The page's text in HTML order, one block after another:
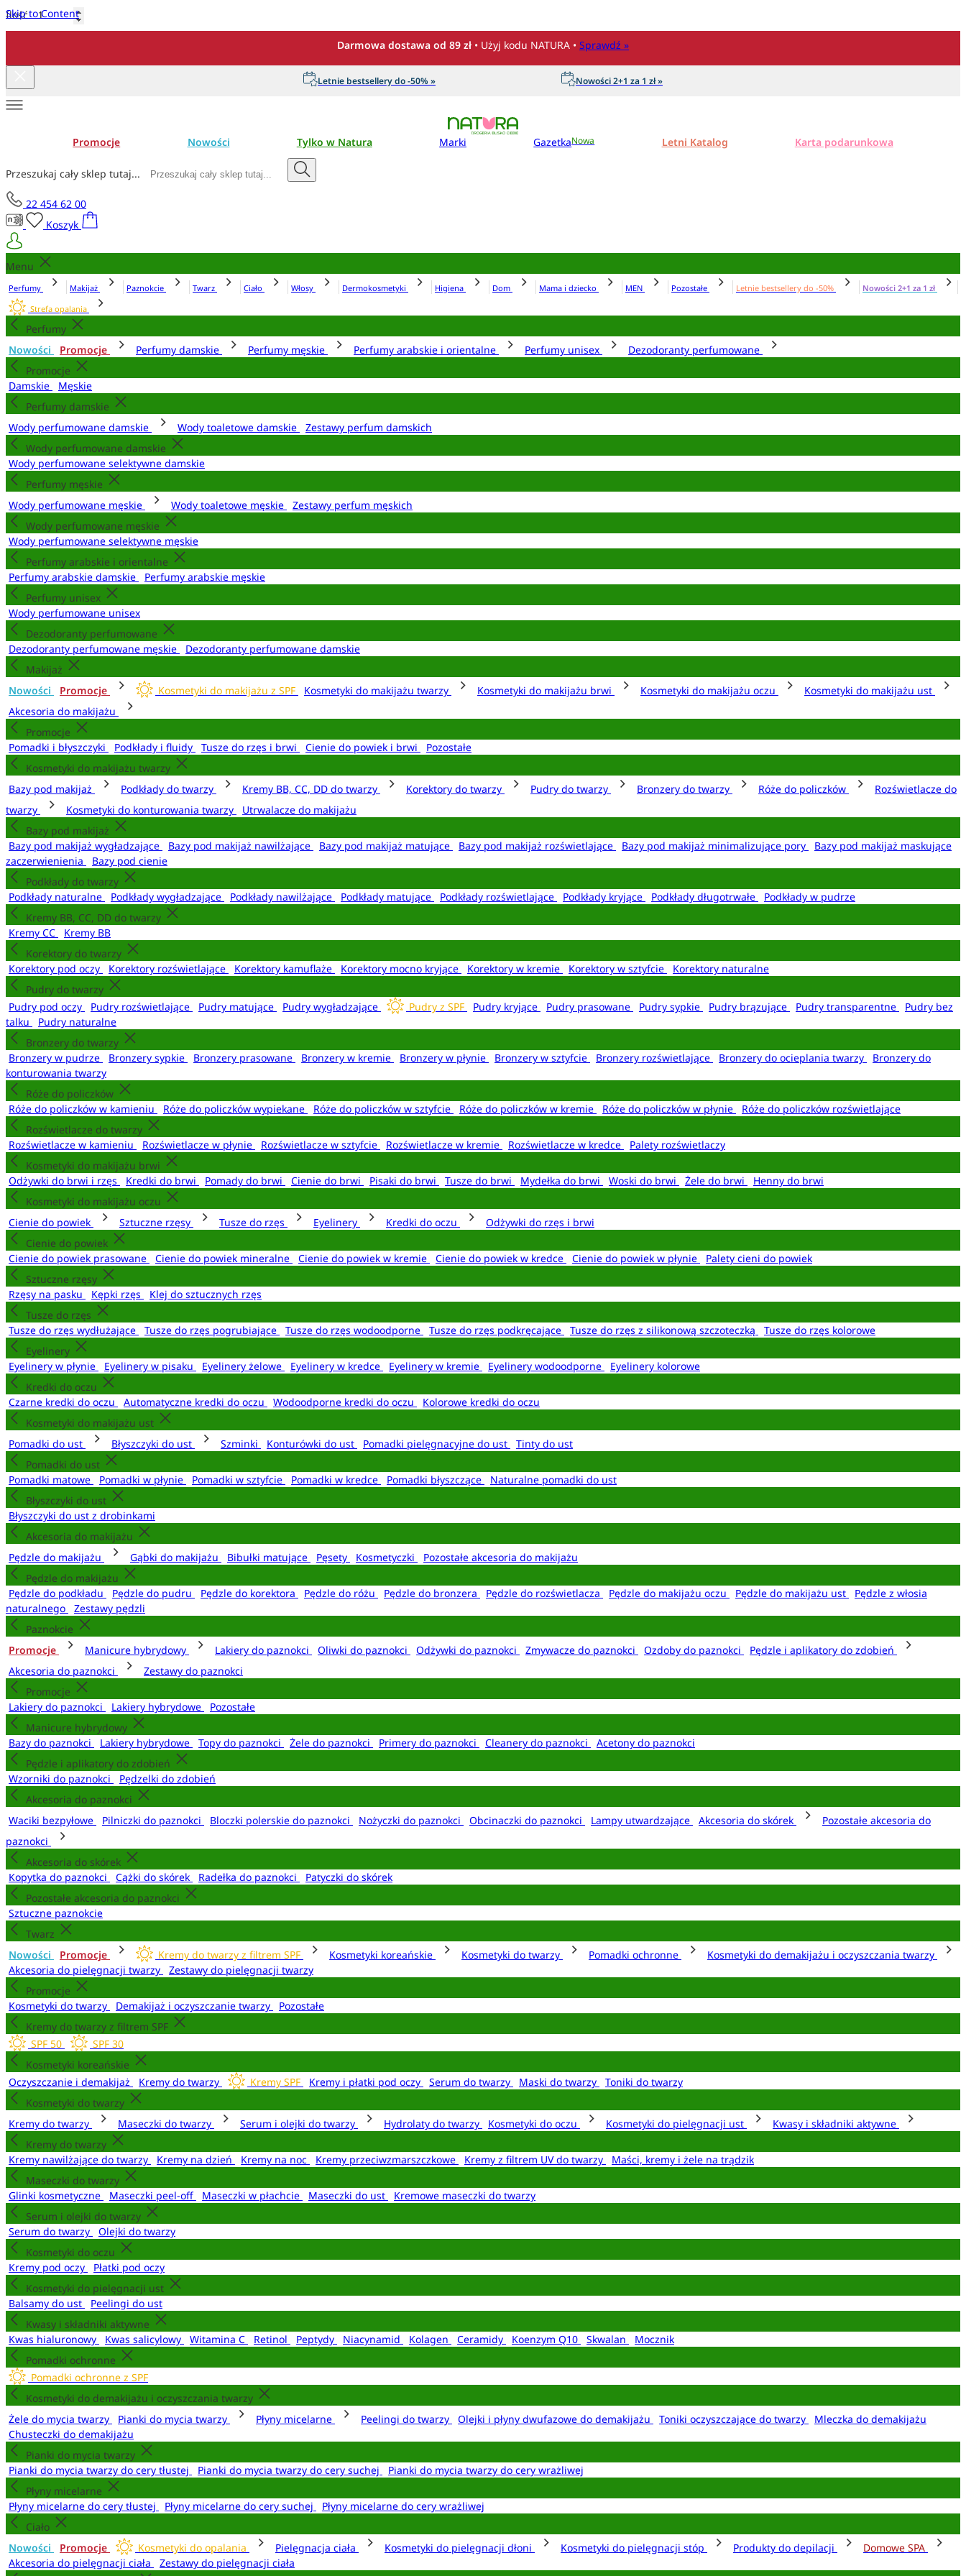
Skip to Content
Darmowa dostawa od 89 zł • Użyj kodu NATURA • Sprawdź »
Letnie bestsellery do -50% » Nowości 2+1 za 1 zł »
Promocje Nowości Tylko w Natura Marki GazetkaNowa Letni Katalog Karta podarunkowa
Przeszukaj cały sklep tutaj...
22 454 62 00
Koszyk
Menu
Perfumy Makijaż Paznokcie Twarz Ciało Włosy Dermokosmetyki Higiena Dom Mama i dziecko MEN Pozostałe Letnie bestsellery do -50%
Nowości 2+1 za 1 zł
Strefa opalania
Perfumy
Nowości
Promocje Perfumy damskie Perfumy męskie Perfumy arabskie i orientalne Perfumy unisex
Dezodoranty perfumowane
Promocje
Damskie
Męskie
Perfumy damskie
Wody perfumowane damskie
Wody toaletowe damskie
Zestawy perfum damskich
Wody perfumowane damskie
Wody perfumowane selektywne damskie
Perfumy męskie
Wody perfumowane męskie
Wody toaletowe męskie
Zestawy perfum męskich
Wody perfumowane męskie
Wody perfumowane selektywne męskie
Perfumy arabskie i orientalne
Perfumy arabskie damskie
Perfumy arabskie męskie
Perfumy unisex
Wody perfumowane unisex
Dezodoranty perfumowane
Dezodoranty perfumowane męskie
Dezodoranty perfumowane damskie
Makijaż
Nowości
Promocje Kosmetyki do makijażu z SPF Kosmetyki do makijażu twarzy Kosmetyki do makijażu brwi Kosmetyki do makijażu oczu
Kosmetyki do makijażu ust
Akcesoria do makijażu
Promocje
Pomadki i błyszczyki
Podkłady i fluidy Tusze do rzęs i brwi Cienie do powiek i brwi
Pozostałe
Kosmetyki do makijażu twarzy
Bazy pod makijaż
Podkłady do twarzy Kremy BB, CC, DD do twarzy Korektory do twarzy Pudry do twarzy Bronzery do twarzy Róże do policzków
Rozświetlacze do
twarzy
Kosmetyki do konturowania twarzy
Utrwalacze do makijażu
Bazy pod makijaż
Bazy pod makijaż wygładzające
Bazy pod makijaż nawilżające Bazy pod makijaż matujące Bazy pod makijaż rozświetlające Bazy pod makijaż minimalizujące pory
Bazy pod makijaż maskujące
zaczerwienienia
Bazy pod cienie
Podkłady do twarzy
Podkłady naturalne
Podkłady wygładzające Podkłady nawilżające Podkłady matujące Podkłady rozświetlające Podkłady kryjące Podkłady długotrwałe
Podkłady w pudrze
Kremy BB, CC, DD do twarzy
Kremy CC
Kremy BB
Korektory do twarzy
Korektory pod oczy
Korektory rozświetlające Korektory kamuflaże Korektory mocno kryjące Korektory w kremie Korektory w sztyfcie
Korektory naturalne
Pudry do twarzy
Pudry pod oczy
Pudry rozświetlające Pudry matujące Pudry wygładzające Pudry z SPF Pudry kryjące Pudry prasowane Pudry sypkie Pudry brązujące Pudry transparentne
Pudry bez
talku
Pudry naturalne
Bronzery do twarzy
Bronzery w pudrze
Bronzery sypkie Bronzery prasowane Bronzery w kremie Bronzery w płynie Bronzery w sztyfcie Bronzery rozświetlające Bronzery do ocieplania twarzy
Bronzery do
konturowania twarzy
Róże do policzków
Róże do policzków w kamieniu
Róże do policzków wypiekane Róże do policzków w sztyfcie Róże do policzków w kremie Róże do policzków w płynie
Róże do policzków rozświetlające
Rozświetlacze do twarzy
Rozświetlacze w kamieniu
Rozświetlacze w płynie Rozświetlacze w sztyfcie Rozświetlacze w kremie Rozświetlacze w kredce
Palety rozświetlaczy
Kosmetyki do makijażu brwi
Odżywki do brwi i rzęs
Kredki do brwi Pomady do brwi Cienie do brwi Pisaki do brwi Tusze do brwi Mydełka do brwi Woski do brwi Żele do brwi
Henny do brwi
Kosmetyki do makijażu oczu
Cienie do powiek
Sztuczne rzęsy Tusze do rzęs Eyelinery Kredki do oczu
Odżywki do rzęs i brwi
Cienie do powiek
Cienie do powiek prasowane
Cienie do powiek mineralne Cienie do powiek w kremie Cienie do powiek w kredce Cienie do powiek w płynie
Palety cieni do powiek
Sztuczne rzęsy
Rzęsy na pasku
Kępki rzęs
Klej do sztucznych rzęs
Tusze do rzęs
Tusze do rzęs wydłużające
Tusze do rzęs pogrubiające Tusze do rzęs wodoodporne Tusze do rzęs podkręcające Tusze do rzęs z silikonową szczoteczką
Tusze do rzęs kolorowe
Eyelinery
Eyelinery w płynie
Eyelinery w pisaku Eyelinery żelowe Eyelinery w kredce Eyelinery w kremie Eyelinery wodoodporne
Eyelinery kolorowe
Kredki do oczu
Czarne kredki do oczu
Automatyczne kredki do oczu Wodoodporne kredki do oczu
Kolorowe kredki do oczu
Kosmetyki do makijażu ust
Pomadki do ust
Błyszczyki do ust Szminki Konturówki do ust Pomadki pielęgnacyjne do ust
Tinty do ust
Pomadki do ust
Pomadki matowe
Pomadki w płynie Pomadki w sztyfcie Pomadki w kredce Pomadki błyszczące
Naturalne pomadki do ust
Błyszczyki do ust
Błyszczyki do ust z drobinkami
Akcesoria do makijażu
Pędzle do makijażu
Gąbki do makijażu Bibułki matujące Pęsety Kosmetyczki
Pozostałe akcesoria do makijażu
Pędzle do makijażu
Pędzle do podkładu
Pędzle do pudru Pędzle do korektora Pędzle do różu Pędzle do bronzera Pędzle do rozświetlacza Pędzle do makijażu oczu Pędzle do makijażu ust
Pędzle z włosia
naturalnego
Zestawy pędzli
Paznokcie
Promocje
Manicure hybrydowy Lakiery do paznokci Oliwki do paznokci Odżywki do paznokci Zmywacze do paznokci Ozdoby do paznokci
Pędzle i aplikatory do zdobień
Akcesoria do paznokci
Zestawy do paznokci
Promocje
Lakiery do paznokci
Lakiery hybrydowe
Pozostałe
Manicure hybrydowy
Bazy do paznokci
Lakiery hybrydowe Topy do paznokci Żele do paznokci Primery do paznokci Cleanery do paznokci
Acetony do paznokci
Pędzle i aplikatory do zdobień
Wzorniki do paznokci
Pędzelki do zdobień
Akcesoria do paznokci
Waciki bezpyłowe
Pilniczki do paznokci Bloczki polerskie do paznokci Nożyczki do paznokci Obcinaczki do paznokci Lampy utwardzające Akcesoria do skórek
Pozostałe akcesoria do
paznokci
Akcesoria do skórek
Kopytka do paznokci
Cążki do skórek Radełka do paznokci
Patyczki do skórek
Pozostałe akcesoria do paznokci
Sztuczne paznokcie
Twarz
Nowości
Promocje Kremy do twarzy z filtrem SPF Kosmetyki koreańskie Kosmetyki do twarzy Pomadki ochronne
Kosmetyki do demakijażu i oczyszczania twarzy
Akcesoria do pielęgnacji twarzy
Zestawy do pielęgnacji twarzy
Promocje
Kosmetyki do twarzy
Demakijaż i oczyszczanie twarzy
Pozostałe
Kremy do twarzy z filtrem SPF
SPF 50
SPF 30
Kosmetyki koreańskie
Oczyszczanie i demakijaż
Kremy do twarzy Kremy SPF Kremy i płatki pod oczy Serum do twarzy Maski do twarzy
Toniki do twarzy
Kosmetyki do twarzy
Kremy do twarzy
Maseczki do twarzy Serum i olejki do twarzy Hydrolaty do twarzy Kosmetyki do oczu Kosmetyki do pielęgnacji ust
Kwasy i składniki aktywne
Kremy do twarzy
Kremy nawilżające do twarzy
Kremy na dzień Kremy na noc Kremy przeciwzmarszczkowe Kremy z filtrem UV do twarzy
Maści, kremy i żele na trądzik
Maseczki do twarzy
Glinki kosmetyczne
Maseczki peel-off Maseczki w płachcie Maseczki do ust
Kremowe maseczki do twarzy
Serum i olejki do twarzy
Serum do twarzy
Olejki do twarzy
Kosmetyki do oczu
Kremy pod oczy
Płatki pod oczy
Kosmetyki do pielęgnacji ust
Balsamy do ust
Peelingi do ust
Kwasy i składniki aktywne
Kwas hialuronowy
Kwas salicylowy Witamina C Retinol Peptydy Niacynamid Kolagen Ceramidy Koenzym Q10 Skwalan
Mocznik
Pomadki ochronne
Pomadki ochronne z SPF
Kosmetyki do demakijażu i oczyszczania twarzy
Żele do mycia twarzy
Pianki do mycia twarzy Płyny micelarne Peelingi do twarzy Olejki i płyny dwufazowe do demakijażu Toniki oczyszczające do twarzy
Mleczka do demakijażu
Chusteczki do demakijażu
Pianki do mycia twarzy
Pianki do mycia twarzy do cery tłustej
Pianki do mycia twarzy do cery suchej
Pianki do mycia twarzy do cery wrażliwej
Płyny micelarne
Płyny micelarne do cery tłustej
Płyny micelarne do cery suchej
Płyny micelarne do cery wrażliwej
Ciało
Nowości
Promocje Kosmetyki do opalania Pielęgnacja ciała Kosmetyki do pielęgnacji dłoni Kosmetyki do pielęgnacji stóp Produkty do depilacji
Domowe SPA
Akcesoria do pielęgnacji ciała
Zestawy do pielęgnacji ciała
Ilość